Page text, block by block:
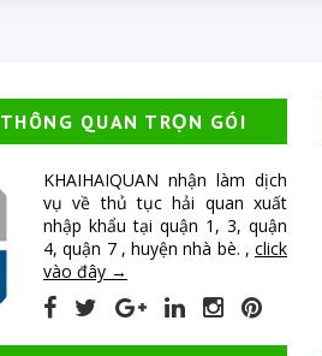
QUAN TRỌN GÓI
KHAIHAIQUAN nhận làm dịch
vụ về thủ tục hải quan xuất
nhập khẩu tại quận 1, 3, quận
4, quận 7 , huyện nhà bè. , click
vào đây →